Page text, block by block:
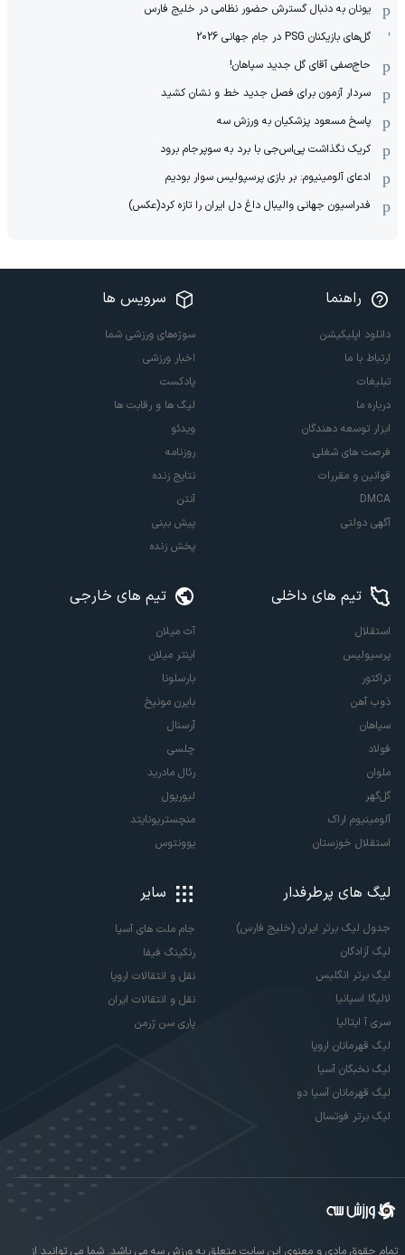
یونان به دنبال گسترش حضور نظامی در خلیج فارس
گل‌های بازیکنان PSG در جام جهانی 2026
حاج‌صفی آقای گل جدید سپاهان!
سردار آزمون برای فصل جدید خط و نشان کشید
پاسخ مسعود پزشکیان به ورزش سه
کریک نگذاشت پی‌اس‌جی با برد به سوپرجام برود
ادعای آلومینیوم: بر بازی پرسپولیس سوار بودیم
فدراسیون جهانی والیبال داغ دل ایران را تازه کرد(عکس)
راهنما
دانلود اپلیکیشن
ارتباط با ما
تبلیغات
درباره ما
ابزار توسعه دهندگان
فرصت های شغلی
قوانین و مقررات
DMCA
آگهی دولتی
سرویس ها
سوژه‌های ورزشی شما
اخبار ورزشی
پادکست
لیگ ها و رقابت ها
ویدئو
روزنامه
نتایج زنده
آنتن
پیش بینی
پخش زنده
تیم های داخلی
استقلال
پرسپولیس
تراکتور
ذوب آهن
سپاهان
فولاد
ملوان
گل‌گهر
آلومینیوم اراک
استقلال خوزستان
تیم های خارجی
آث میلان
اینتر میلان
بارسلونا
بایرن مونیخ
آرسنال
چلسی
رئال مادرید
لیورپول
منچستریونایتد
یوونتوس
لیگ های پرطرفدار
جدول لیگ برتر ایران (خلیج فارس)
لیگ آزادگان
لیگ برتر انگلیس
لالیگا اسپانیا
سری آ ایتالیا
لیگ قهرمانان اروپا
لیگ نخبگان آسیا
لیگ قهرمانان آسیا دو
لیگ برتر فوتسال
سایر
جام ملت های آسیا
رنکینگ فیفا
نقل و انتقالات اروپا
نقل و انتقالات ایران
پاری سن ژرمن
تمام حقوق مادی و معنوی این سایت متعلق به ورزش سه می باشد. شما می توانید از